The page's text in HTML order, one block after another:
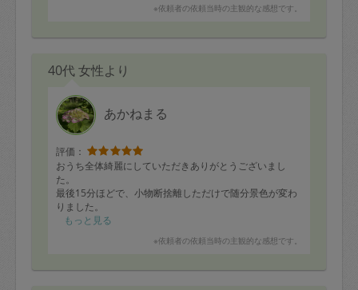
※依頼者の依頼当時の主観的な感想です。
40代 女性より
あかねまる
評価：
おうち全体綺麗にしていただきありがとうございまし
た。
最後15分ほどで、小物断捨離しただけで随分景色が変わ
りました。
もっと見る
※依頼者の依頼当時の主観的な感想です。